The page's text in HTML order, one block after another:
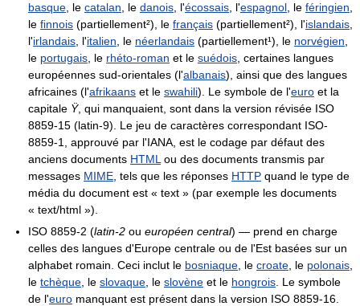
basque , le catalan , le danois , l'écossais , l'espagnol , le féringien
le finnois (partiellement²), le français (partiellement²), l'islandais
l'irlandais , l'italien , le néerlandais (partiellement¹), le norvégien
le portugais , le rhéto-roman et le suédois , certaines langues
européennes sud-orientales (l'albanais), ainsi que des langues
africaines (l'afrikaans et le swahili). Le symbole de l'euro et la
capitale Ÿ, qui manquaient, sont dans la version révisée ISO
8859-15 (latin-9). Le jeu de caractères correspondant ISO-
8859-1, approuvé par l'IANA, est le codage par défaut des
anciens documents HTML ou des documents transmis par
messages MIME , tels que les réponses HTTP quand le type de
média du document est « text » (par exemple les documents
« text/html »).
ISO 8859-2 (latin-2 ou européen central) — prend en charge
celles des langues d'Europe centrale ou de l'Est basées sur un
alphabet romain. Ceci inclut le bosniaque , le croate , le polonais
le tchèque , le slovaque , le slovène et le hongrois . Le symbole
de l'euro manquant est présent dans la version ISO 8859-16.